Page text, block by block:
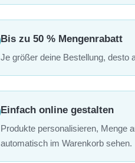
Bis zu 50 % Mengenrabatt
Je größer deine Bestellung, desto
Einfach online gestalten
Produkte personalisieren, Menge
automatisch im Warenkorb sehen.